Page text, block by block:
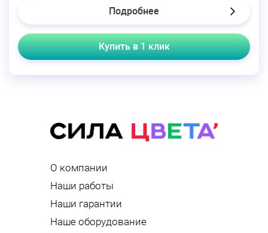
Подробнее
Купить в 1 клик
О компании
Наши работы
Наши гарантии
Наше оборудование